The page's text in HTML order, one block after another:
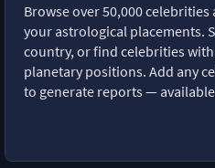
Browse over 50,000
your astrological placements.
country, or find celebrities
planetary positions. Add any
to generate reports —